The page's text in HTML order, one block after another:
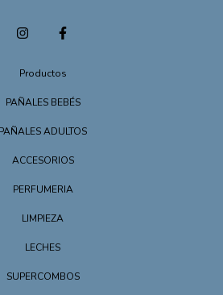
Productos
PAÑALES BEBÉS
PAÑALES ADULTOS
ACCESORIOS
PERFUMERIA
LIMPIEZA
LECHES
SUPERCOMBOS